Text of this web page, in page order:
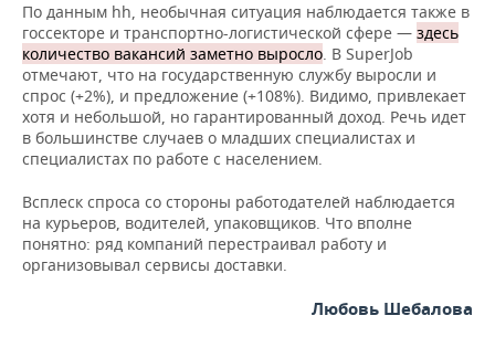
По данным hh, необычная ситуация наблюдается также в
госсекторе и транспортно-логистической сфере — здесь
количество вакансий заметно выросло. В SuperJob
отмечают, что на государственную службу выросли и
спрос (+2%), и предложение (+108%). Видимо, привлекает
хотя и небольшой, но гарантированный доход. Речь идет
в большинстве случаев о младших специалистах и
специалистах по работе с населением.
Всплеск спроса со стороны работодателей наблюдается
на курьеров, водителей, упаковщиков. Что вполне
понятно: ряд компаний перестраивал работу и
организовывал сервисы доставки.
Любовь Шебалова